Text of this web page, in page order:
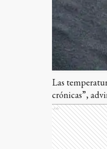
Las
crónicas”,
Ads